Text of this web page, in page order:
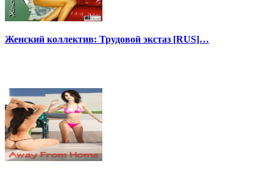
Женский коллектив: Трудовой экстаз [RUS]…